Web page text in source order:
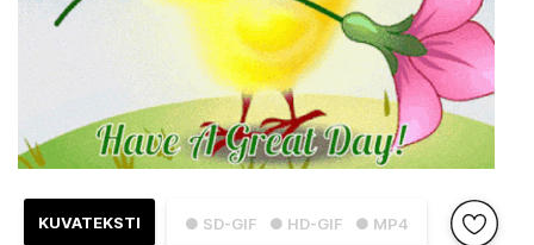
● SD-GIF ● HD-GIF ● MP4
KUVATEKSTI